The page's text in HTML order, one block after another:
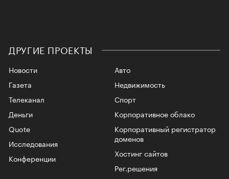
ДРУГИЕ ПРОЕКТЫ
Новости
Газета
Телеканал
Авто
Недвижимость
Спорт
Корпоративное облако
Корпоративный регистратор
доменов
Хостинг сайтов
Рег.решения
Деньги
Quote
Исследования
Конференции